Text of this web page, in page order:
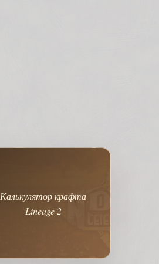
Калькулятор крафта
Lineage 2